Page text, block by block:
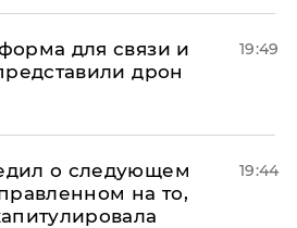
для связи и
дрон
19:49
о следующем
на то,
19:44